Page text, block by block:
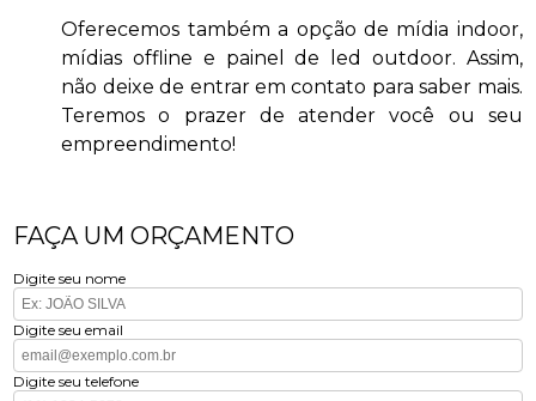
Oferecemos também a opção de mídia indoor,
mídias offline e painel de led outdoor. Assim,
não deixe de entrar em contato para saber mais.
Teremos o prazer de atender você ou seu
empreendimento!
FAÇA UM ORÇAMENTO
Digite seu nome
Digite seu email
Digite seu telefone